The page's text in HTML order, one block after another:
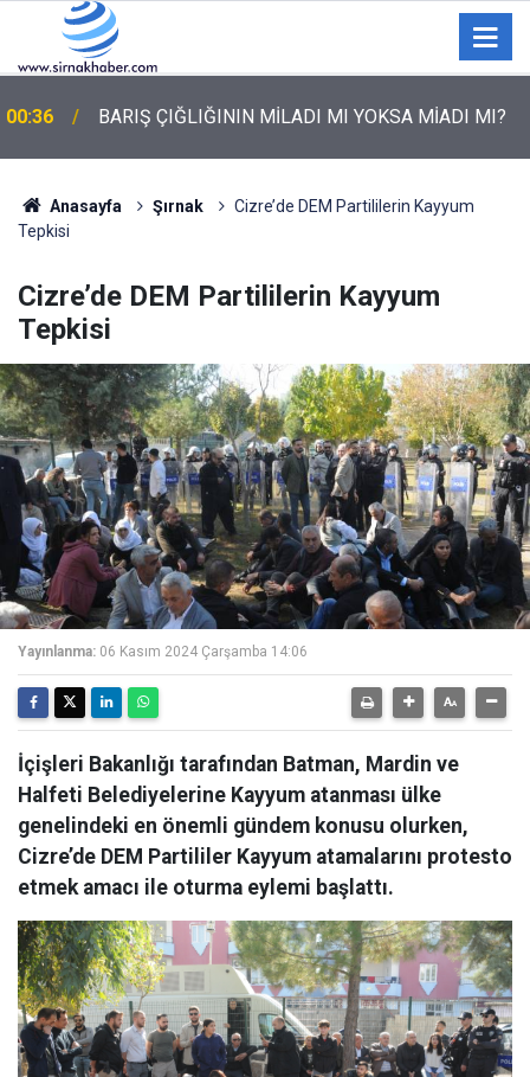
00:31
TEKNOFEST Drone Yarışması İçin Şırnak’ta Bugün
Ücretsiz Ulaşım
Anasayfa Şırnak
Cizre’de DEM Partililerin Kayyum
Tepkisi
Cizre’de DEM Partililerin Kayyum
Tepkisi
Yayınlanma: 06 Kasım 2024 Çarşamba 14:06
İçişleri Bakanlığı tarafından Batman, Mardin ve
Halfeti Belediyelerine Kayyum atanması ülke
genelindeki en önemli gündem konusu olurken,
Cizre’de DEM Partililer Kayyum atamalarını protesto
etmek amacı ile oturma eylemi başlattı.